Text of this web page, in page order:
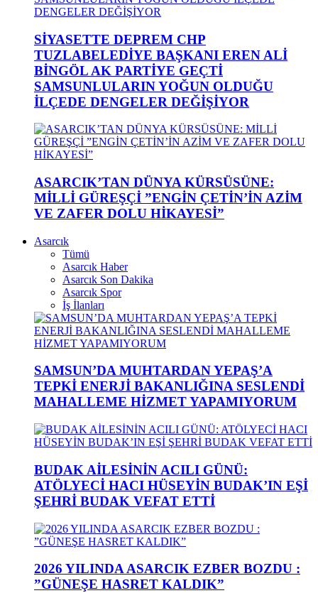
SİYASETTE DEPREM CHP
TUZLABELEDİYE BAŞKANI EREN ALİ
BİNGÖL AK PARTİYE GEÇTİ
SAMSUNLULARIN YOĞUN OLDUĞU
İLÇEDE DENGELER DEĞİŞİYOR
ASARCIK’TAN DÜNYA KÜRSÜSÜNE:
MİLLİ GÜREŞÇİ ”ENGİN ÇETİN’İN AZİM
VE ZAFER DOLU HİKAYESİ”
Asarcık
Tümü
Asarcık Haber
Asarcık Son Dakika
Asarcık Spor
İş İlanları
SAMSUN’DA MUHTARDAN YEPAŞ’A
TEPKİ ENERJİ BAKANLIĞINA SESLENDİ
MAHALLEME HİZMET YAPAMIYORUM
BUDAK AİLESİNİN ACILI GÜNÜ:
ATÖLYECİ HACI HÜSEYİN BUDAK’IN EŞİ
ŞEHRİ BUDAK VEFAT ETTİ
2026 YILINDA ASARCIK EZBER BOZDU :
”GÜNEŞE HASRET KALDIK”